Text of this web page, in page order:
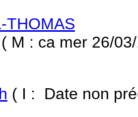
THOMAS
( M : ca mer 26/
( I : Date non